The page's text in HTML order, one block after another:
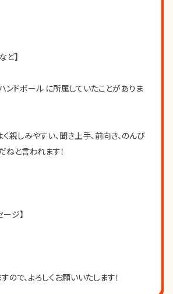
ど】
ンドボール に所属していたことがありま
親しみやすい、聞き上手、前向き、のんび
ねと言われます！
ジ】
で、よろしくお願いいたします！